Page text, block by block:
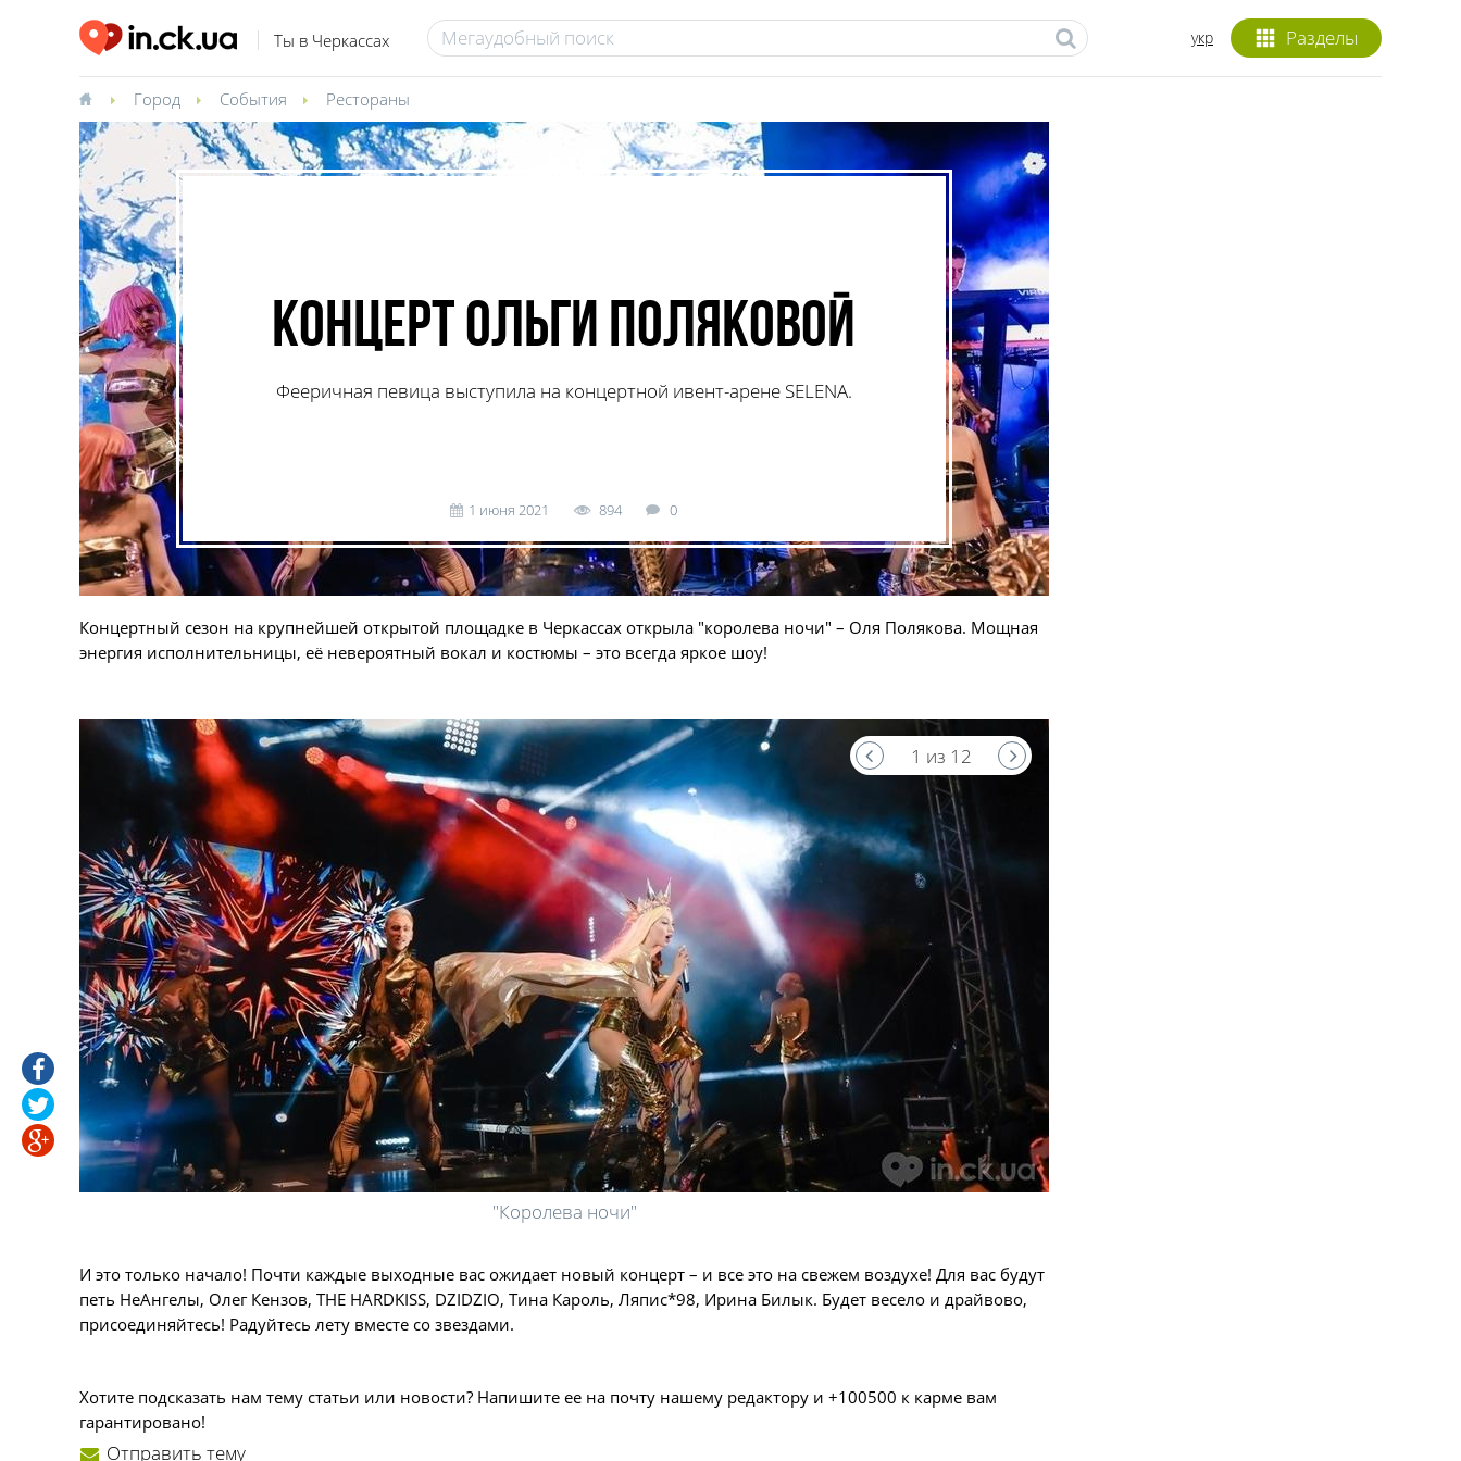
Ты в Черкассах Разделы
укр
Город События Рестораны
Концерт Ольги Поляковой
Фееричная певица выступила на концертной ивент-арене SELENA.
1 июня 2021 894 0
Концертный сезон на крупнейшей открытой площадке в Черкассах открыла "королева ночи" – Оля Полякова. Мощная
энергия исполнительницы, её невероятный вокал и костюмы – это всегда яркое шоу!
"Королева ночи"
1 из 12
И это только начало! Почти каждые выходные вас ожидает новый концерт – и все это на свежем воздухе! Для вас будут
петь НеАнгелы, Олег Кензов, THE HARDKISS, DZIDZIO, Тина Кароль, Ляпис*98, Ирина Билык. Будет весело и драйвово,
присоединяйтесь! Радуйтесь лету вместе со звездами.
Хотите подсказать нам тему статьи или новости? Напишите ее на почту нашему редактору и +100500 к карме вам
гарантировано!
Отправить тему